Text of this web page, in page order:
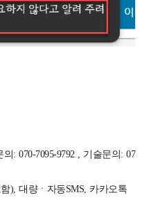
: 070-7095-9792 , 기술문의: 07
), 대량ㆍ자동SMS, 카카오톡